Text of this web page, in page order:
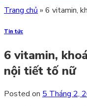
Trang chủ » 6 vitamin,
Tin tức
6 vitamin,
nội tiết tố nữ
Posted on 5 Tháng 2,